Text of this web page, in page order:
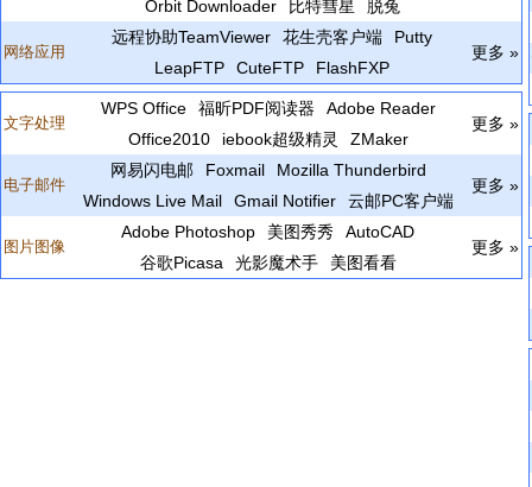
Orbit Downloader
比特彗星 脱兔
网络应用
远程协助TeamViewer 花生壳客户端
Putty
LeapFTP
CuteFTP FlashFXP
更多 »
文字处理
WPS Office 福昕PDF阅读器
Adobe Reader
Office2010
iebook超级精灵 ZMaker
更多 »
电子邮件
网易闪电邮 Foxmail
Mozilla Thunderbird
Windows Live Mail
Gmail Notifier 云邮PC客户端
更多 »
图片图像
Adobe Photoshop 美图秀秀
AutoCAD
谷歌Picasa
光影魔术手 美图看看
更多 »